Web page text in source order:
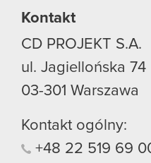
Kontakt
CD PROJEKT S.A.
ul. Jagiellońska 74
03-301 Warszawa
Kontakt ogólny:
+48 22 519 69